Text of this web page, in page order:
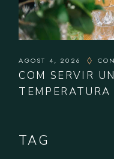
AGOST 4, 2026
COM SERVIR
TEMPERATURA
TAG